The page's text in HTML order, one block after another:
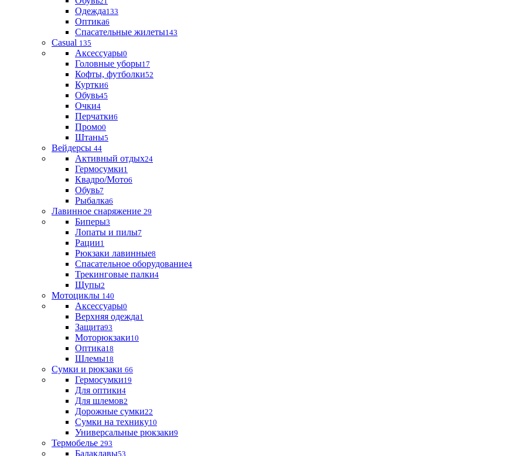
Одежда133
Оптика6
Спасательные жилеты143
Casual 135
Аксессуары0
Головные уборы17
Кофты, футболки52
Куртки6
Обувь45
Очки4
Перчатки6
Промо0
Штаны5
Вейдерсы 44
Активный отдых24
Гермосумки1
Квадро/Мото6
Обувь7
Рыбалка6
Лавинное снаряжение 29
Биперы3
Лопаты и пилы7
Рации1
Рюкзаки лавинные8
Спасательное оборудование4
Трекинговые палки4
Щупы2
Мотоциклы 140
Аксессуары0
Верхняя одежда1
Защита93
Моторюкзаки10
Оптика18
Шлемы18
Сумки и рюкзаки 66
Гермосумки19
Для оптики4
Для шлемов2
Дорожные сумки22
Сумки на технику10
Универсальные рюкзаки9
Термобелье 293
Балаклавы53